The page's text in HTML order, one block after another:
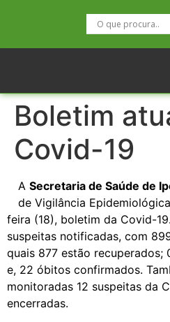
Boletim
Covid-19
A Secretaria de Saúde de
de Vigilância
feira (18), boletim da Covid-
suspeitas notificadas, com
quais 877 estão recuperados;
e, 22 óbitos confirmados.
monitoradas 12 suspeitas da
encerradas.